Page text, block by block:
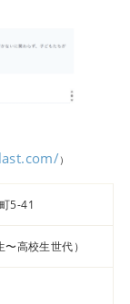
）
5-41
高校生世代）